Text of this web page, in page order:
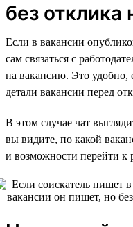
без отклика
Если в вакансии
сам связаться с
на вакансию. Это удобно,
детали вакансии перед
В этом случае чат
вы видите, по какой
и возможности перейти к